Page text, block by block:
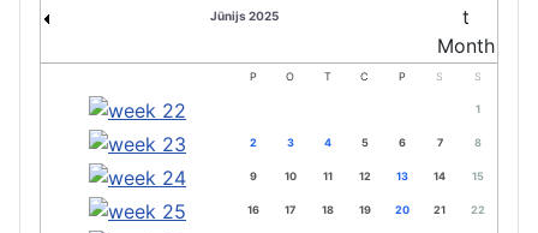
Jūnijs 2025
P O T C P S S
1
2 3 4 5 6 7 8
9 10 11 12 13 14 15
16 17 18 19 20 21 22